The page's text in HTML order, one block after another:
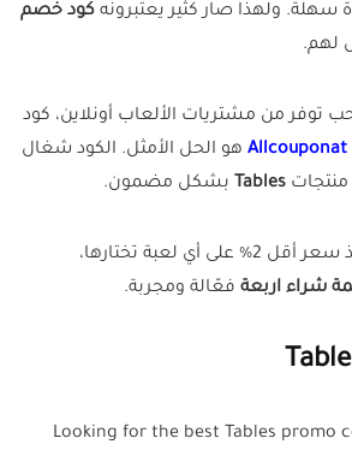
سهلة. ولهذا صار كثير يعتبرونه كود خصم
لهم.
توفر من مشتريات الألعاب أونلاين، كود
Allcouponat هو الحل الأمثل. الكود شغال
Tables بشكل مضمون.
استخدم الكود الآن وخذ سعر أقل 2% على أي لعبة تختارها،
شراء اربعة فعّالة ومجربة.
Looking for the best Tables promo